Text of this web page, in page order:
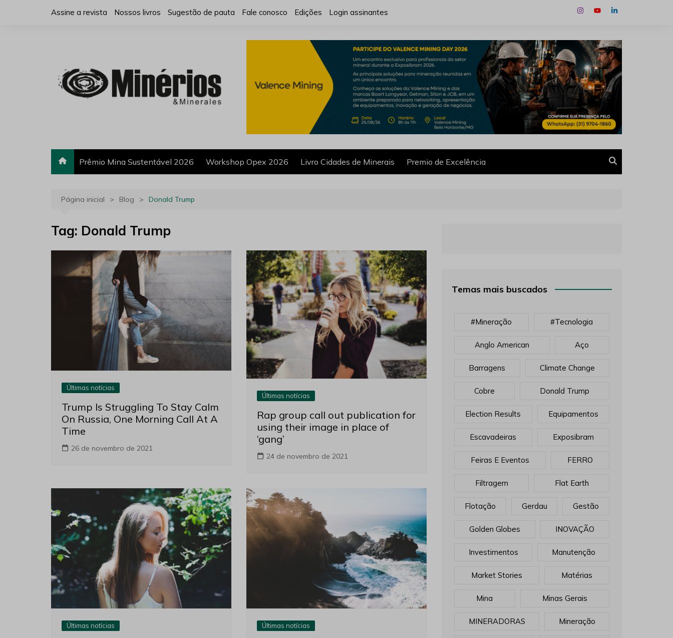
Assine a revista Nossos livros Sugestão de pauta Fale conosco Edições Login assinantes
Prêmio Mina Sustentável 2026 Workshop Opex 2026 Livro Cidades de Minerais Premio de Excelência
Página inicial Blog Donald Trump
Tag: Donald Trump
Últimas notícias
Trump Is Struggling To Stay Calm
On Russia, One Morning Call At A
Time
26 de novembro de 2021
Últimas notícias
Rap group call out publication for
using their image in place of
‘gang’
24 de novembro de 2021
Últimas notícias Últimas notícias
Temas mais buscados
#mineração #tecnologia
Anglo American Aço
Barragens Climate Change
Cobre Donald Trump
Election Results Equipamentos
Escavadeiras Exposibram
Feiras E Eventos FERRO
Filtragem Flat Earth
Flotação Gerdau Gestão
Golden Globes INOVAÇÃO
Investimentos Manutenção
Market Stories Matérias
Mina Minas Gerais
MINERADORAS Mineração